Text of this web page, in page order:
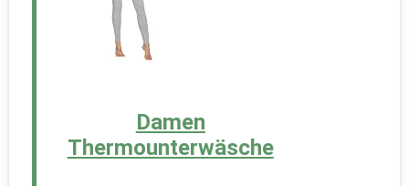
Damen
Thermounterwäsche